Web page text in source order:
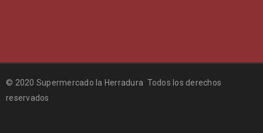
© 2020 Supermercado la Herradura Todos los derechos
reservados